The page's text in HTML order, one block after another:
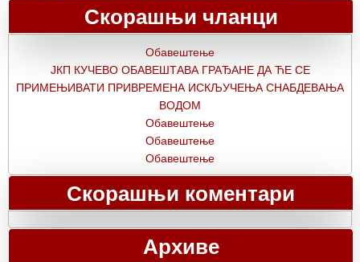
Скорашњи чланци
Обавештење
ЈКП КУЧЕВО ОБАВЕШТАВА ГРАЂАНЕ ДА ЋЕ СЕ
ПРИМЕЊИВАТИ ПРИВРЕМЕНА ИСКЉУЧЕЊА СНАБДЕВАЊА
ВОДОМ
Обавештење
Обавештење
Обавештење
Скорашњи коментари
Архиве